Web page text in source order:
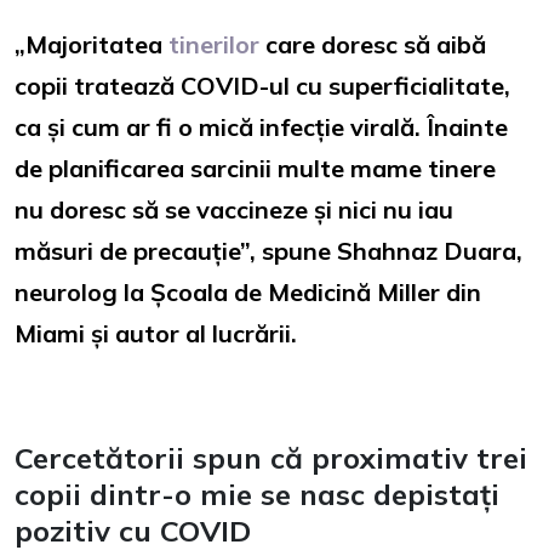
„Majoritatea tinerilor care doresc să aibă
copii tratează COVID-ul cu superficialitate,
ca și cum ar fi o mică infecție virală. Înainte
de planificarea sarcinii multe mame tinere
nu doresc să se vaccineze și nici nu iau
măsuri de precauție”, spune Shahnaz Duara,
neurolog la Școala de Medicină Miller din
Miami și autor al lucrării.
Cercetătorii spun că proximativ trei
copii dintr-o mie se nasc depistați
pozitiv cu COVID